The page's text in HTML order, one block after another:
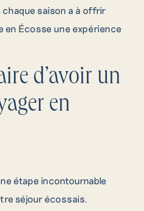
chaque saison a à offrir
en Écosse une expérience
d’avoir un
en
étape incontournable
séjour écossais.